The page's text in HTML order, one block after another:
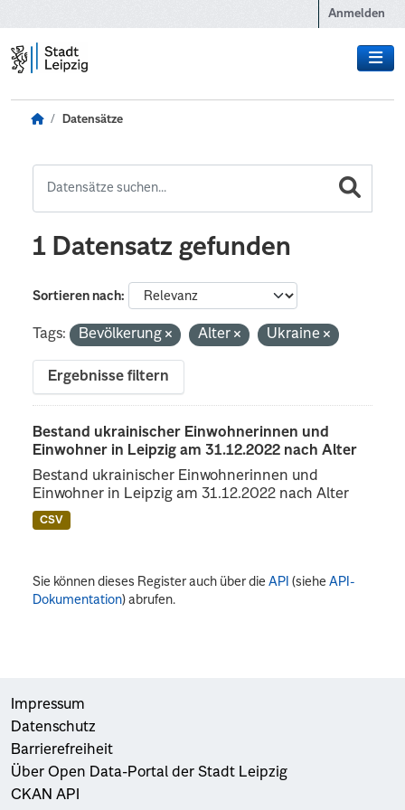
Anmelden
Datensätze
1 Datensatz gefunden
Sortieren nach
Tags: Bevölkerung Alter Ukraine
Ergebnisse filtern
Bestand ukrainischer Einwohnerinnen und
Einwohner in Leipzig am 31.12.2022 nach Alter
Bestand ukrainischer Einwohnerinnen und
Einwohner in Leipzig am 31.12.2022 nach Alter
CSV
Sie können dieses Register auch über dieAPI (sieheAPI-
Dokumentation) abrufen.
Impressum
Datenschutz
Barrierefreiheit
Über Open Data-Portal der Stadt Leipzig
CKAN API